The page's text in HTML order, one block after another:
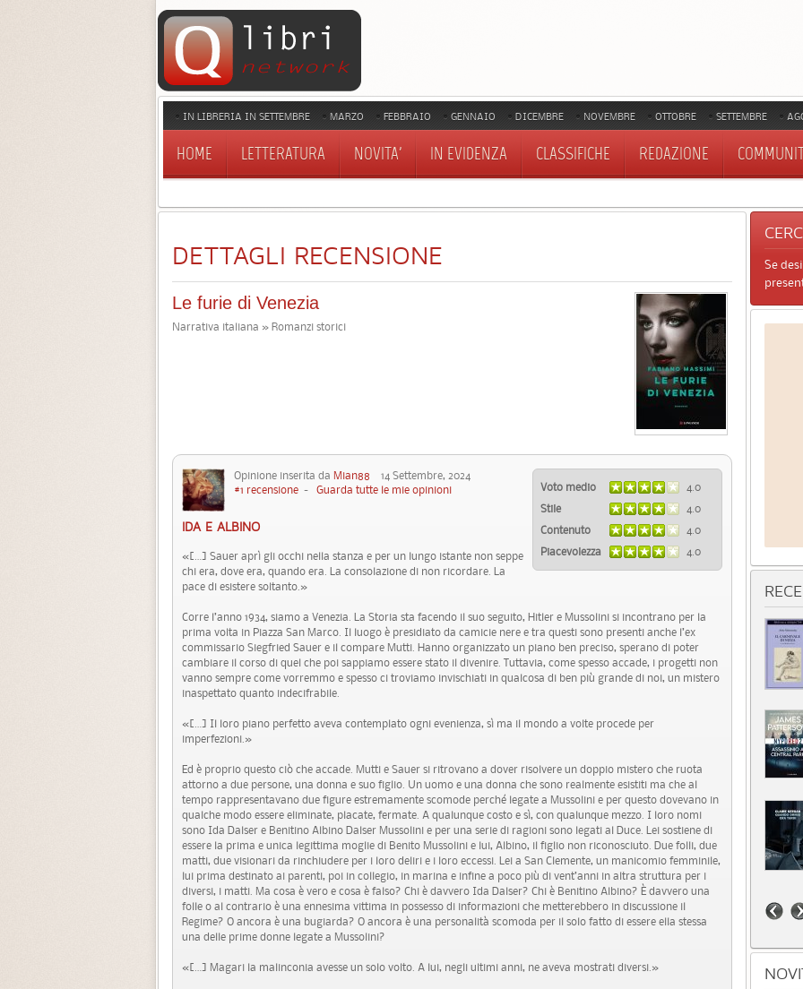
IN LIBRERIA IN SETTEMBRE MARZO FEBBRAIO GENNAIO DICEMBRE NOVEMBRE OTTOBRE SETTEMBRE
HOME LETTERATURA NOVITA' IN EVIDENZA CLASSIFICHE REDAZIONE
DETTAGLI RECENSIONE
Le furie di Venezia
Narrativa italiana » Romanzi storici
Voto medio
4.0
Stile
4.0
Contenuto
4.0
Piacevolezza
4.0
Opinione inserita da Mian88 14 Settembre, 2024
#1 recensione - Guarda tutte le mie opinioni
IDA E ALBINO
«[…] Sauer aprì gli occhi nella stanza e per un lungo istante non seppe
chi era, dove era, quando era. La consolazione di non ricordare. La
pace di esistere soltanto.»
Corre l’anno 1934, siamo a Venezia. La Storia sta facendo il suo seguito, Hitler e Mussolini si incontrano per la
prima volta in Piazza San Marco. Il luogo è presidiato da camicie nere e tra questi sono presenti anche l’ex
commissario Siegfried Sauer e il compare Mutti. Hanno organizzato un piano ben preciso, sperano di poter
cambiare il corso di quel che poi sappiamo essere stato il divenire. Tuttavia, come spesso accade, i progetti non
vanno sempre come vorremmo e spesso ci troviamo invischiati in qualcosa di ben più grande di noi, un mistero
inaspettato quanto indecifrabile.
«[…] Il loro piano perfetto aveva contemplato ogni evenienza, sì ma il mondo a volte procede per
imperfezioni.»
Ed è proprio questo ciò che accade. Mutti e Sauer si ritrovano a dover risolvere un doppio mistero che ruota
attorno a due persone, una donna e suo figlio. Un uomo e una donna che sono realmente esistiti ma che al
tempo rappresentavano due figure estremamente scomode perché legate a Mussolini e per questo dovevano in
qualche modo essere eliminate, placate, fermate. A qualunque costo e sì, con qualunque mezzo. I loro nomi
sono Ida Dalser e Benitino Albino Dalser Mussolini e per una serie di ragioni sono legati al Duce. Lei sostiene di
essere la prima e unica legittima moglie di Benito Mussolini e lui, Albino, il figlio non riconosciuto. Due folli, due
matti, due visionari da rinchiudere per i loro deliri e i loro eccessi. Lei a San Clemente, un manicomio femminile,
lui prima destinato ai parenti, poi in collegio, in marina e infine a poco più di vent’anni in altra struttura per i
diversi, i matti. Ma cosa è vero e cosa è falso? Chi è davvero Ida Dalser? Chi è Benitino Albino? È davvero una
folle o al contrario è una ennesima vittima in possesso di informazioni che metterebbero in discussione il
Regime? O ancora è una bugiarda? O ancora è una personalità scomoda per il solo fatto di essere ella stessa
una delle prime donne legate a Mussolini?
«[…] Magari la malinconia avesse un solo volto. A lui, negli ultimi anni, ne aveva mostrati diversi.»
Se